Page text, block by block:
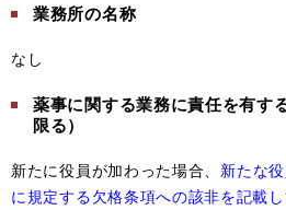
業務所の名称
なし
薬事に関する業務に責任を有す
限る）
新たに役員が加わった場合、 新たな
に規定する欠格条項への該非を記載